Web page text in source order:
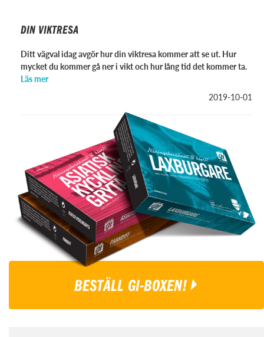
DIN VIKTRESA
Ditt vägval idag avgör hur din viktresa kommer att se ut. Hur
mycket du kommer gå ner i vikt och hur lång tid det kommer ta.
Läs mer
2019-10-01
BESTÄLL GI-BOXEN!